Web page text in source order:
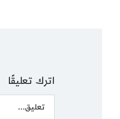
اترك تعليقًا
Comment